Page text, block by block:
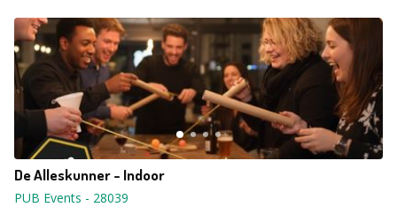
De Alleskunner - Indoor
PUB Events - 28039